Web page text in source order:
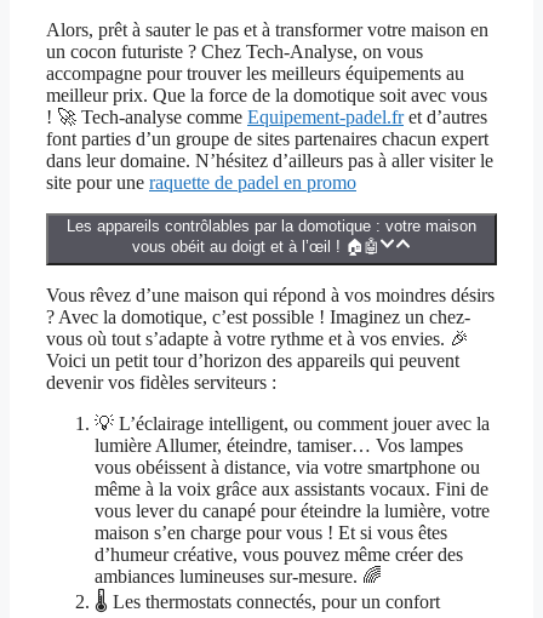
Alors, prêt à sauter le pas et à transformer votre maison en
un cocon futuriste ? Chez Tech-Analyse, on vous
accompagne pour trouver les meilleurs équipements au
meilleur prix. Que la force de la domotique soit avec vous
! 🚀 Tech-analyse comme Equipement-padel.fret d’autres
font parties d’un groupe de sites partenaires chacun expert
dans leur domaine. N’hésitez d’ailleurs pas à aller visiter le
site pour une raquette de padel en promo
Les appareils contrôlables par la domotique : votre maison
vous obéit au doigt et à l’œil ! 🏠🤖
Vous rêvez d’une maison qui répond à vos moindres désirs
? Avec la domotique, c’est possible ! Imaginez un chez-
vous où tout s’adapte à votre rythme et à vos envies. 🎉
Voici un petit tour d’horizon des appareils qui peuvent
devenir vos fidèles serviteurs :
💡 L’éclairage intelligent, ou comment jouer avec la
lumière Allumer, éteindre, tamiser… Vos lampes
vous obéissent à distance, via votre smartphone ou
même à la voix grâce aux assistants vocaux. Fini de
vous lever du canapé pour éteindre la lumière, votre
maison s’en charge pour vous ! Et si vous êtes
d’humeur créative, vous pouvez même créer des
ambiances lumineuses sur-mesure. 🌈
🌡️ Les thermostats connectés, pour un confort